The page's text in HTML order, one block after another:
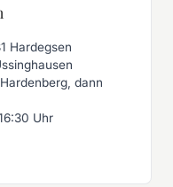
Hardegsen
dann
Uhr